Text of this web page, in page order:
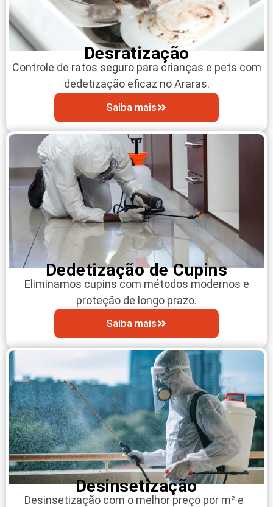
Desratização
Controle de ratos seguro para crianças e pets com
dedetização eficaz no Araras.
Saiba mais
Dedetização de Cupins
Eliminamos cupins com métodos modernos e
proteção de longo prazo.
Saiba mais
Desinsetização
Desinsetização com o melhor preço por m² e